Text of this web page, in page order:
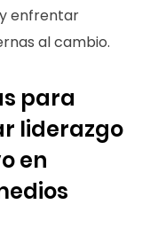
enfrentar
al cambio.
para
liderazgo
en